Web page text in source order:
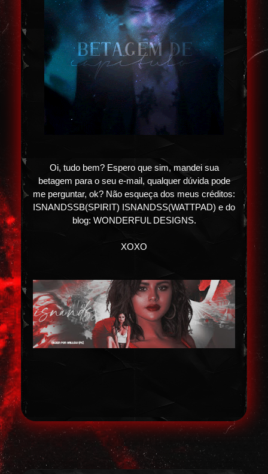
Oi, tudo bem? Espero que sim, mandei sua
betagem para o seu e-mail, qualquer dúvida pode
me perguntar, ok? Não esqueça dos meus créditos:
ISNANDSSB(SPIRIT) ISNANDSS(WATTPAD) e do
blog: WONDERFUL DESIGNS.
XOXO